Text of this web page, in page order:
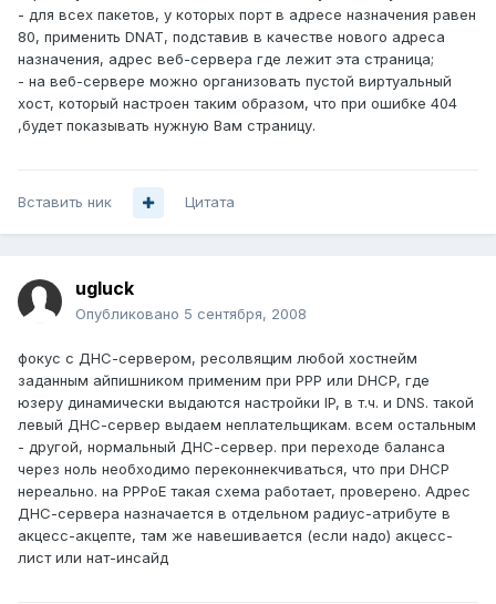
- для всех пакетов, у которых порт в адресе назначения равен
80, применить DNAT, подставив в качестве нового адреса
назначения, адрес веб-сервера где лежит эта страница;
- на веб-сервере можно организовать пустой виртуальный
хост, который настроен таким образом, что при ошибке 404
,будет показывать нужную Вам страницу.
Вставить ник Цитата
ugluck
Опубликовано 5 сентября, 2008
фокус с ДНС-сервером, ресолвящим любой хостнейм
заданным айпишником применим при PPP или DHCP, где
юзеру динамически выдаются настройки IP, в т.ч. и DNS. такой
левый ДНС-сервер выдаем неплательщикам. всем остальным
- другой, нормальный ДНС-сервер. при переходе баланса
через ноль необходимо переконнекчиваться, что при DHCP
нереально. на PPPoE такая схема работает, проверено. Адрес
ДНС-сервера назначается в отдельном радиус-атрибуте в
акцесс-акцепте, там же навешивается (если надо) акцесс-
лист или нат-инсайд